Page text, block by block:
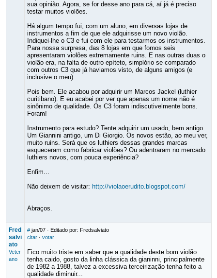
sua opinião. Agora, se for desse ano para cá, aí já é preciso
testar muitos violões.
Há algum tempo fui, com um aluno, em diversas lojas de
instrumentos a fim de que ele adquirisse um novo violão.
Indiquei-lhe o C3 e fui com ele para testarmos os instrumentos.
Para nossa surpresa, das 8 lojas em que fomos seis
apresentaram violões extremamente ruins. E nas outras duas o
violão era, na falta de outro epíteto, simplório se comparado
com outros C3 que já haviamos visto, de alguns amigos (e
inclusive o meu).
Pois bem. Ele acabou por adquirir um Marcos Jackel (luthier
curitibano). E eu acabei por ver que apenas um nome não é
sinônimo de qualidade. Os C3 foram indiscutivelmente bons.
Foram!
Instrumento para estudo? Tente adquirir um usado, bem antigo.
Um Giannini antigo, um Di Giorgio. Os novos estão, ao meu ver,
muito ruins. Será que os luthiers dessas grandes marcas
esqueceram como fabricar violões? Ou adentraram no mercado
luthiers novos, com pouca experiência?
Enfim...
Não deixem de visitar: http://violaoerudito.blogspot.com/
Abraços.
Fred
salvi
ato
Veter
ano
# jan/07· Editado por: Fredsalviato
citar· votar
Fico muito triste em saber que a qualidade deste bom violão
tenha caido, gosto da linha clássica da gianinni, principalmente
de 1982 a 1988, talvez a excessiva terceirização tenha feito a
qualidade diminuir...